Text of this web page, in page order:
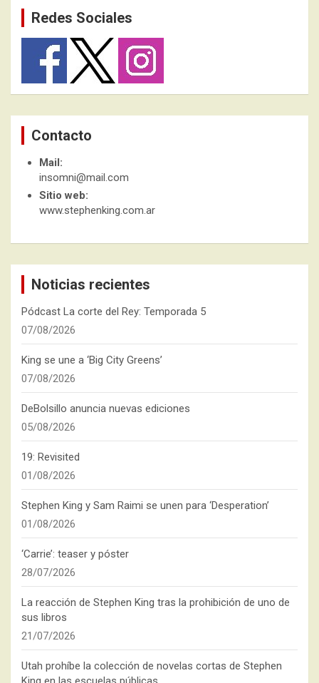
Redes Sociales
Contacto
Mail:
insomni@mail.com
Sitio web:
www.stephenking.com.ar
Noticias recientes
Pódcast La corte del Rey: Temporada 5
07/08/2026
King se une a ‘Big City Greens’
07/08/2026
DeBolsillo anuncia nuevas ediciones
05/08/2026
19: Revisited
01/08/2026
Stephen King y Sam Raimi se unen para ‘Desperation’
01/08/2026
‘Carrie’: teaser y póster
28/07/2026
La reacción de Stephen King tras la prohibición de uno de
sus libros
21/07/2026
Utah prohíbe la colección de novelas cortas de Stephen